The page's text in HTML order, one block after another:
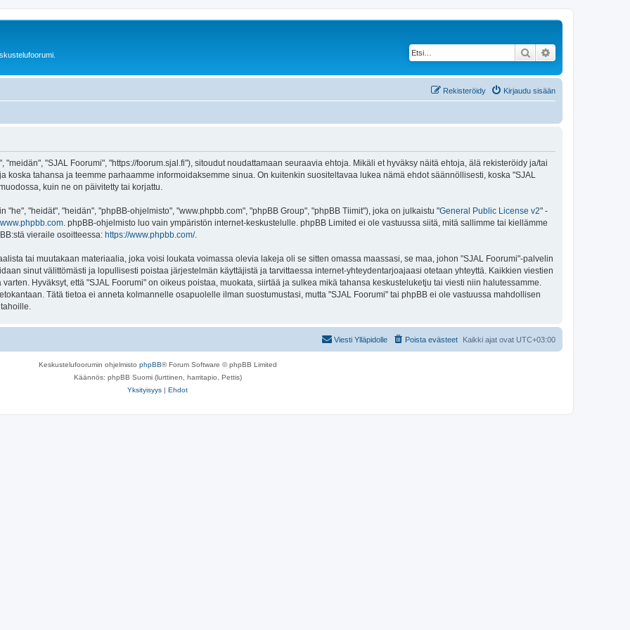
Etsi
Kirjaudu sisään
Rekisteröidy
"SJAL Foorumi", "https://foorum.sjal.fi"), sitoudut noudattamaan seuraavia ehtoja. Mikäli et hyväksy näitä ehtoja, älä rekisteröidy ja/tai
koska tahansa ja teemme parhaamme informoidaksemme sinua. On kuitenkin suositeltavaa lukea nämä ehdot säännöllisesti, koska "SJAL
kuin ne on päivitetty tai korjattu.
"heidät", "heidän", "phpBB-ohjelmisto", "www.phpbb.com", "phpBB Group", "phpBB Tiimit"), joka on julkaistu "General Public License v2" -
www.phpbb.com . phpBB-ohjelmisto luo vain ympäristön internet-keskustelulle. phpBB Limited ei ole vastuussa siitä, mitä sallimme tai kiellämme
vieraile osoitteessa: https://www.phpbb.com/.
tai muutakaan materiaalia, joka voisi loukata voimassa olevia lakeja oli se sitten omassa maassasi, se maa, johon "SJAL Foorumi"-palvelin
sinut välittömästi ja lopullisesti poistaa järjestelmän käyttäjistä ja tarvittaessa internet-yhteydentarjoajaasi otetaan yhteyttä. Kaikkien viestien
Hyväksyt, että "SJAL Foorumi" on oikeus poistaa, muokata, siirtää ja sulkea mikä tahansa keskusteluketju tai viesti niin halutessamme.
Tätä tietoa ei anneta kolmannelle osapuolelle ilman suostumustasi, mutta "SJAL Foorumi" tai phpBB ei ole vastuussa mahdollisen
Kaikki ajat ovat UTC+03:00
Poista evästeet
Viesti Ylläpidolle
Keskustelufoorumin ohjelmisto phpBB® Forum Software © phpBB Limited
Käännös: phpBB Suomi (lurttinen, harritapio, Pettis)
Yksityisyys | Ehdot